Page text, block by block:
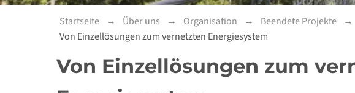
Startseite Über uns Organisation Beendete Projekte
Von Einzellösungen zum vernetzten Energiesystem
Von Einzellösungen zum